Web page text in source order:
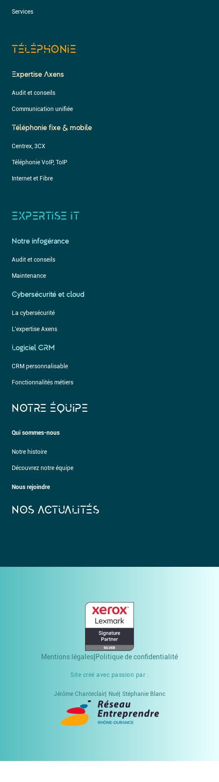
Services
TÉLÉPHONIE
Expertise Axens
Audit et conseils
Communication unifiée
Téléphonie fixe & mobile
Centrex, 3CX
Téléphonie VoIP, ToIP
Internet et Fibre
EXPERTISE IT
Notre infogérance
Audit et conseils
Maintenance
Cybersécurité et cloud
La cybersécurité
L’expertise Axens
Logiciel CRM
CRM personnalisable
Fonctionnalités métiers
NOTRE ÉQUIPE
Qui sommes-nous
Notre histoire
Découvrez notre équipe
Nous rejoindre
NOS ACTUALITÉS
Mentions légales Politique de confidentialité
Site créé avec passion par :
Jérôme Chanteclair Nué Stéphanie Blanc